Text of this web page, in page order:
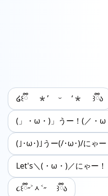
໒꒰ྀི *’ ᵕ ‘* ꒱ྀིა
(」・ω・)」うー！(／・ω
(｣･ω･)｣うー(/･ω･)/にゃー
Let's＼(・ω・)／にゃー！
૮꒰ྀི˶˃ᆺ˂˶ ꒱ྀིა